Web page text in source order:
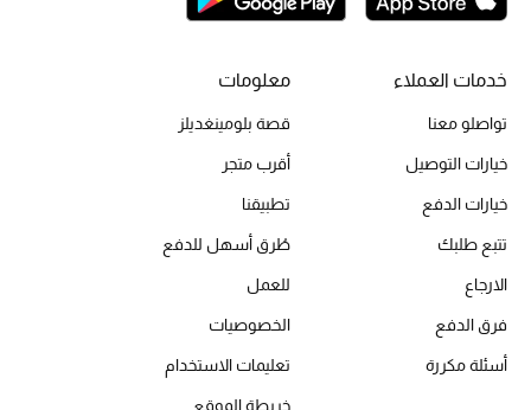
تسوقوا الأحذية
خصومات
الجديد في عالم الجمال
خدمات العملاء
تواصلو معنا
خيارات التوصيل
خيارات الدفع
تتبع طلبك
الارجاع
فرق الدفع
أسئلة مكررة
معلومات
قصة بلومينغديلز
أقرب متجر
تطبيقنا
طُرق أسهل للدفع
للعمل
الخصوصيات
تعليمات الاستخدام
خريطة الموقع